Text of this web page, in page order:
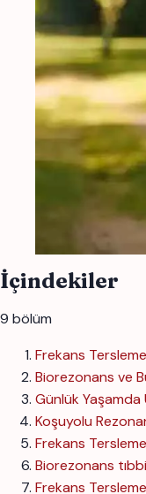
İçindekiler
9 bölüm
Frekans
Biorezonans ve
Günlük
Koşuyolu
Frekans
Biorezonans
Frekans